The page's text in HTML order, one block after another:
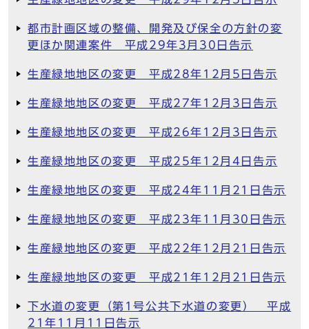
都市計画区域の整備、開発及び保全の方針の変
更ほか関連案件 平成29年3月30日告示
生産緑地地区の変更 平成28年12月5日告示
生産緑地地区の変更 平成27年12月3日告示
生産緑地地区の変更 平成26年12月3日告示
生産緑地地区の変更 平成25年12月4日告示
生産緑地地区の変更 平成24年11月21日告示
生産緑地地区の変更 平成23年11月30日告示
生産緑地地区の変更 平成22年12月21日告示
生産緑地地区の変更 平成21年12月21日告示
下水道の変更（第1号公共下水道の変更） 平成
21年11月11日告示